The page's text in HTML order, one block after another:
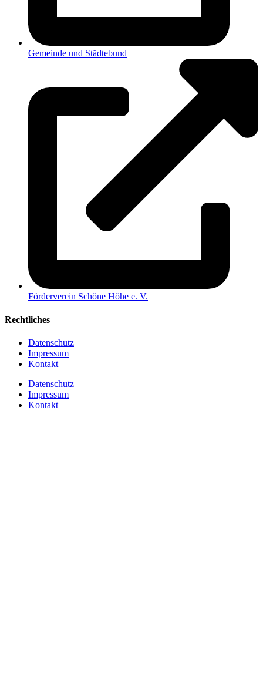
Gemeinde und Städtebund
Förderverein Schöne Höhe e. V.
Rechtliches
Datenschutz
Impressum
Kontakt
Datenschutz
Impressum
Kontakt